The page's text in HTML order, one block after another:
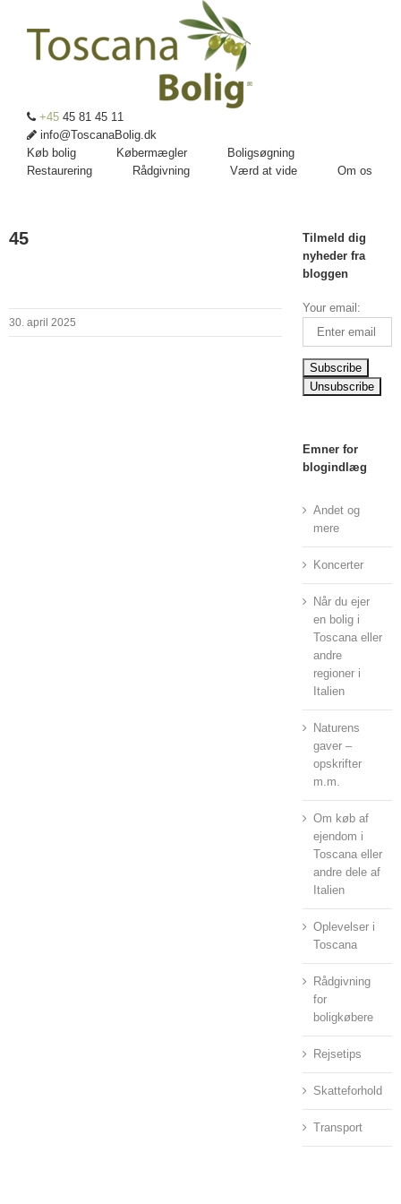
+45 45 81 45 11
info@ToscanaBolig.dk
Køb bolig
Købermægler
Boligsøgning
Restaurering
Rådgivning Værd at vide Om os
45
30. april 2025
Tilmeld dig
nyheder fra
bloggen
Your email:
Emner for
blogindlæg
Andet og
mere
Koncerter
Når du ejer
en bolig i
Toscana eller
andre
regioner i
Italien
Naturens
gaver –
opskrifter
m.m.
Om køb af
ejendom i
Toscana eller
andre dele af
Italien
Oplevelser i
Toscana
Rådgivning
for
boligkøbere
Rejsetips
Skatteforhold
Transport